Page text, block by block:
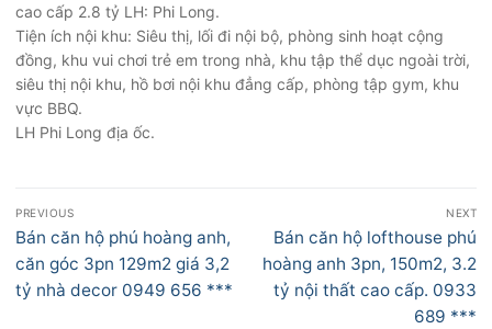
cao cấp 2.8 tỷ LH: Phi Long.
Tiện ích nội khu: Siêu thị, lối đi nội bộ, phòng sinh hoạt cộng
đồng, khu vui chơi trẻ em trong nhà, khu tập thể dục ngoài trời,
siêu thị nội khu, hồ bơi nội khu đẳng cấp, phòng tập gym, khu
vực BBQ.
LH Phi Long địa ốc.
Điều
hướng
bài
viết
PREVIOUS
Previous
post:
Bán căn hộ phú hoàng anh,
căn góc 3pn 129m2 giá 3,2
tỷ nhà decor 0949 656 ***
NEXT
Next
post:
Bán căn hộ lofthouse phú
hoàng anh 3pn, 150m2, 3.2
tỷ nội thất cao cấp. 0933
689 ***